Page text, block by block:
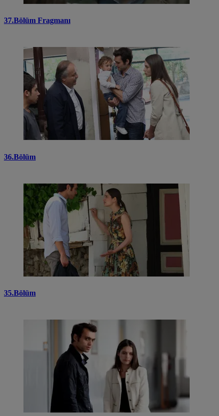
37.Bölüm Fragmanı
36.Bölüm
35.Bölüm